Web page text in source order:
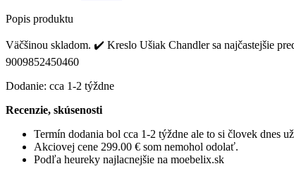
Popis produktu
Väčšinou skladom. ✔️ Kreslo Ušiak Chandler sa najčastejšie
9009852450460
Dodanie: cca 1-2 týždne
Recenzie, skúsenosti
Termín dodania bol cca 1-2 týždne ale to si človek dnes
Akciovej cene 299.00 € som nemohol odolať.
Podľa heureky najlacnejšie na moebelix.sk